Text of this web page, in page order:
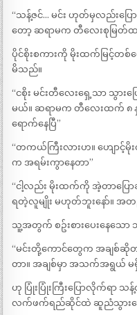
“သန့်ဇင်… မင်း ဟုတ်မှလည်းပြေ
တော့ ဆရာမက တီလေးစုမြ
ပိုင်စိုးစကားကို မိုးထက်မြင့်
မိသည်။
“ငစိုး မင်းတီလေးရှေ့သာ သွ
မယ်။ ဆရာမက တီလေးထက် ၈
ရောက်နေပြီ”
“တကယ်ကြီးလားဟ။ ဟျောင့်မိုး
က အရမ်းကွာနေတာ”
“ငါ့လည်း မိုးထက်ကို အဲ့တာပြော
ရတဲ့လူမျိုး မဟုတ်ဘူးနော်။ အတ
သူ့အတွက် စဥ်းစားပေးနေသော
“မင်းတို့ကောင်တွေက အချစ်
တာ။ အချစ်မှာ အသက်အရွယ် မ
ဟု ပြုံးပြုံးကြီးပြောလိုက်ရာ
လက်ဖက်ရည်ဆိုင်ထဲ ဆူညံသွား